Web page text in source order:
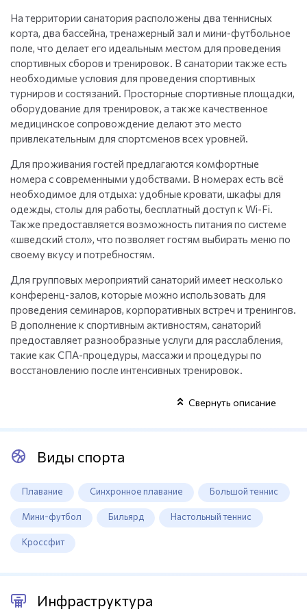
На территории санатория расположены два теннисных
корта, два бассейна, тренажерный зал и мини-футбольное
поле, что делает его идеальным местом для проведения
спортивных сборов и тренировок. В санатории также есть
необходимые условия для проведения спортивных
турниров и состязаний. Просторные спортивные площадки,
оборудование для тренировок, а также качественное
медицинское сопровождение делают это место
привлекательным для спортсменов всех уровней.
Для проживания гостей предлагаются комфортные
номера с современными удобствами. В номерах есть всё
необходимое для отдыха: удобные кровати, шкафы для
одежды, столы для работы, бесплатный доступ к Wi-Fi.
Также предоставляется возможность питания по системе
«шведский стол», что позволяет гостям выбирать меню по
своему вкусу и потребностям.
Для групповых мероприятий санаторий имеет несколько
конференц-залов, которые можно использовать для
проведения семинаров, корпоративных встреч и тренингов.
В дополнение к спортивным активностям, санаторий
предоставляет разнообразные услуги для расслабления,
такие как СПА-процедуры, массажи и процедуры по
восстановлению после интенсивных тренировок.
Свернуть описание
Виды спорта
Плавание Синхронное плавание Большой теннис
Мини-футбол Бильярд Настольный теннис
Кроссфит
Инфраструктура